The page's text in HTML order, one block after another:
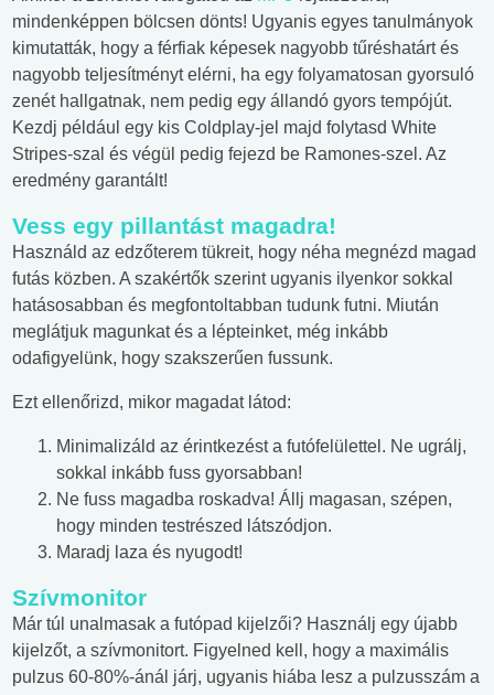
mindenképpen bölcsen dönts! Ugyanis egyes tanulmányok
kimutatták, hogy a férfiak képesek nagyobb tűréshatárt és
nagyobb teljesítményt elérni, ha egy folyamatosan gyorsuló
zenét hallgatnak, nem pedig egy állandó gyors tempójút.
Kezdj például egy kis Coldplay-jel majd folytasd White
Stripes-szal és végül pedig fejezd be Ramones-szel. Az
eredmény garantált!
Vess egy pillantást magadra!
Használd az edzőterem tükreit, hogy néha megnézd magad
futás közben. A szakértők szerint ugyanis ilyenkor sokkal
hatásosabban és megfontoltabban tudunk futni. Miután
meglátjuk magunkat és a lépteinket, még inkább
odafigyelünk, hogy szakszerűen fussunk.
Ezt ellenőrizd, mikor magadat látod:
Minimalizáld az érintkezést a futófelülettel. Ne ugrálj,
sokkal inkább fuss gyorsabban!
Ne fuss magadba roskadva! Állj magasan, szépen,
hogy minden testrészed látszódjon.
Maradj laza és nyugodt!
Szívmonitor
Már túl unalmasak a futópad kijelzői? Használj egy újabb
kijelzőt, a szívmonitort. Figyelned kell, hogy a maximális
pulzus 60-80%-ánál járj, ugyanis hiába lesz a pulzusszám a